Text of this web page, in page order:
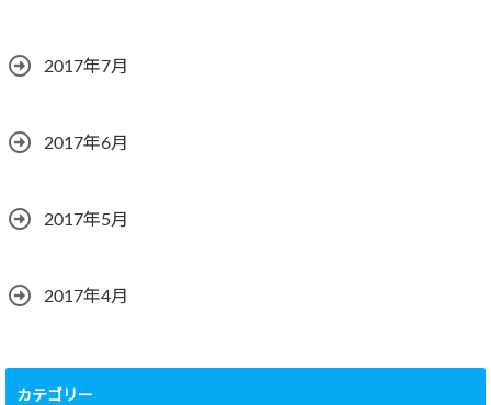
2017年7月
2017年6月
2017年5月
2017年4月
カテゴリー